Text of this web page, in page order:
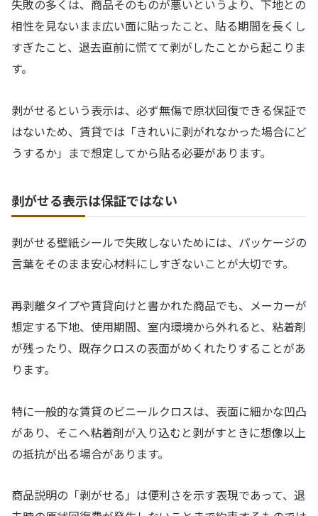
失敗の多くは、商品そのものが悪いというより、下地との
相性を見ないまま広い面に貼ったこと、貼る期間を長くし
すぎたこと、退去直前に慌てて剥がしたことから起こりま
す。
剥がせるという表示は、必ず無傷で原状回復できる保証で
はないため、賃貸では「きれいに剥がれなかった場合にど
うするか」まで想定してから貼る必要があります。
剥がせる表示は保証ではない
剥がせる壁紙シールで失敗しないためには、パッケージの
言葉をそのまま安心材料にしすぎないことが大切です。
再剥離タイプや賃貸向けと書かれた商品でも、メーカーが
想定する下地、使用期間、室内環境から外れると、粘着剤
が残ったり、既存クロスの表面がめくれたりすることがあ
ります。
特に一般的な賃貸のビニールクロスは、表面に細かな凹凸
があり、そこへ粘着剤が入り込むと剥がすときに想像以上
の抵抗が出る場合があります。
商品説明の「剥がせる」は便利さを示す表現であって、退